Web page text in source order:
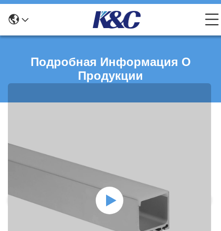
Подробная Информация О
Продукции